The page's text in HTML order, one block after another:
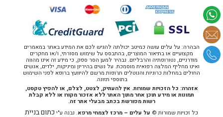
הבהרה: על עלים עושה כמיטב יכולתה להגיש לכם את המידע באתר במאמרים
מקצועיים או בתיאור המוצרים, בהתבסס על שימוש מסורתי, ו/או מחקרים
מודרניים, נטורופתיה והרבליזם. נבהיר למען הסר ספק, כי מידע זה אינו מהווה
ואינו מחליף המלצה רפואית מוסמכת. על נשים בהיריון ומיניקות, ילדים, אנשים
החולים במחלות כרוניות והנוטלים תרופות מרשם להיוועץ ברופא לפני השימוש
בתוספי תזונה.
אזהרה: כל הזכויות שמורות. אין להעתיק, לצטט, לצלם, או להפיץ טקסט,
תמונות או מידע תוכן אחר מתוך האתר ללא אזכור מקורו או ללא קבלת
רשות מפורשת בכתב מבעלי אתר זה.
כל זכויות שמורות © על עלים – מרכז לצמחי מרפא. נבנה ע"יכתום בניית